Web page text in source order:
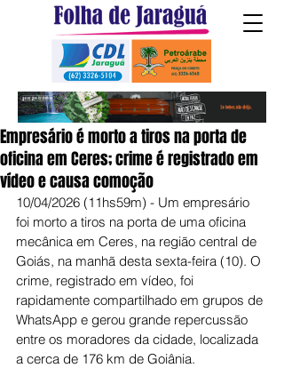
Empresário é morto a tiros na porta de
oficina em Ceres; crime é registrado em
vídeo e causa comoção
10/04/2026 (11hs59m) - Um empresário
foi morto a tiros na porta de uma oficina
mecânica em Ceres, na região central de
Goiás, na manhã desta sexta-feira (10). O
crime, registrado em vídeo, foi
rapidamente compartilhado em grupos de
WhatsApp e gerou grande repercussão
entre os moradores da cidade, localizada
a cerca de 176 km de Goiânia.